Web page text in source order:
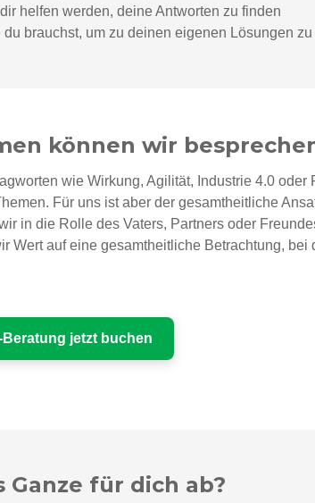
helfen werden, deine Antworten zu finden
brauchst, um zu deinen eigenen Lösungen zu
können wir
wie Wirkung, Agilität, Industrie 4.0
Für uns ist aber der gesamtheitliche
in die Rolle des Vaters, Partners oder
Wert auf eine gesamtheitliche Betrachtung,
jetzt buchen
für dich ab?